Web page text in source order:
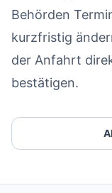
Behörden
kurzfristig
der Anfahrt
bestätigen.